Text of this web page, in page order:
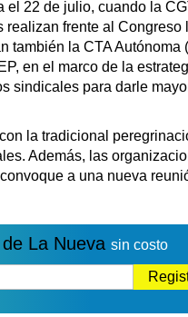
el 22 de julio, cuando la
realizan frente al Congreso
también la CTA Autónoma
en el marco de la
sindicales para darle
la tradicional
Además, las
a una nueva
La Nueva sin costo